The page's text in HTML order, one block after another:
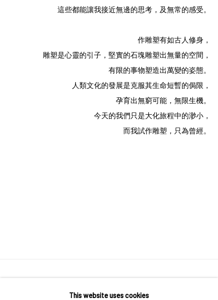
這些都能讓我接近無邊的思考，及無常的感受。
作雕塑有如古人修身，
雕塑是心靈的引子，堅實的石塊雕塑出無量的空間，
有限的事物塑造出萬變的姿態。
人類文化的發展是克服其生命短暫的侷限，
孕育出無窮可能，無限生機。
今天的我們只是大化旅程中的渺小，
而我試作雕塑，只為曾經。
COPYRIGHT © CHATHAM MAISON ARCHIVE CENTRE
This website uses cookies